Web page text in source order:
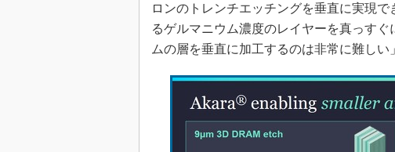
ロンのトレンチエッチングを垂直に実現
るゲルマニウム濃度のレイヤーを真っす
ムの層を垂直に加工するのは非常に難しい